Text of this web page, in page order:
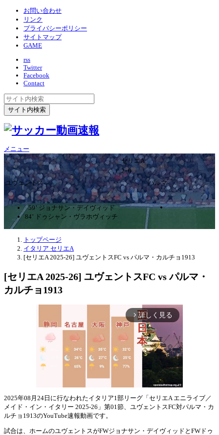
お問い合わせ
リンク
プライバシーポリシー
サイトマップ
GAME
rss
Twitter
Facebook
Contact
メニュー
セリエA
2ｰ0
ユヴェントス
パルマ
59’ ジョナサン・デイヴィッド
84’ ドゥシャン・ヴラホヴィッチ
トップページ
イタリア セリエA
[セリエA 2025-26] ユヴェントスFC vs パルマ・カルチョ1913
[セリエA 2025-26] ユヴェントスFC vs パルマ・
カルチョ1913
arrow_forward_ios 詳しく見る
2025年08月24日に行なわれたイタリア1部リーグ「セリエA エニライブ／
メイド・イン・イタリー 2025-26」第01節、ユヴェントスFC対パルマ・カ
ルチョ1913のYouTube速報動画です。
試合は、ホームのユヴェントスがFWジョナサン・デイヴィッドとFWドゥ